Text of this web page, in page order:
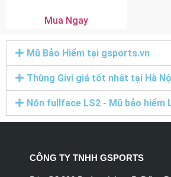
Mua Ngay
Mũ Bảo Hiểm tại gsports.vn
Thùng Givi giá tốt nhất tại Hà
Nón fullface LS2 - Mũ bảo hiểm
CÔNG TY TNHH GSPORTS